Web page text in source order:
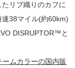
リブ織りのカフに
38マイル(約60km)
DISRUPTOR™と
ムカラーの国内販